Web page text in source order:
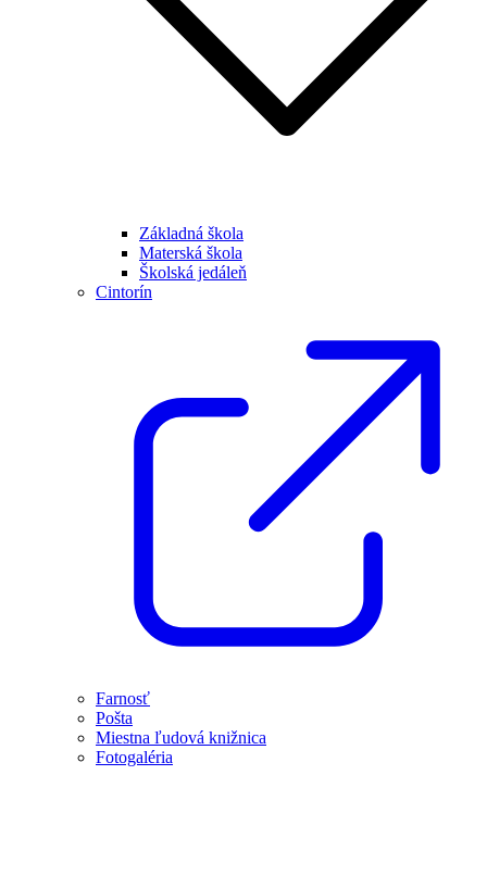
Základná škola
Materská škola
Školská jedáleň
Cintorín
Farnosť
Pošta
Miestna ľudová knižnica
Fotogaléria